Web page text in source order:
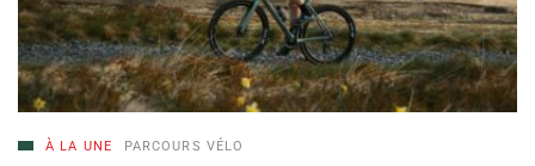
À LA UNE PARCOURS VÉLO